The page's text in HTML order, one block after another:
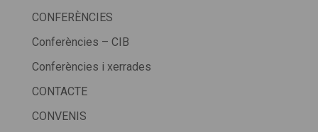
CONFERÈNCIES
Conferències – CIB
Conferències i xerrades
CONTACTE
CONVENIS